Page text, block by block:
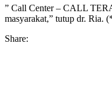
” Call Center – CALL
masyarakat,” tutup dr. Ria.
Share: